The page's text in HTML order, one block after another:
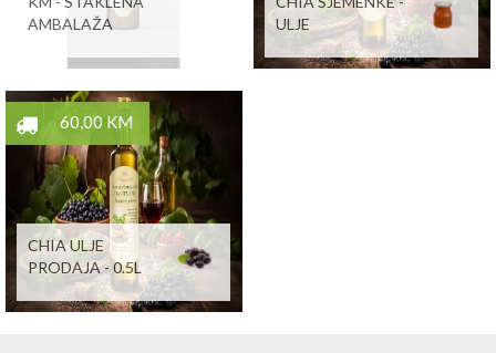
AMBALAŽA
ULJE
60,00 KM
CHIA ULJE
PRODAJA - 0.5L